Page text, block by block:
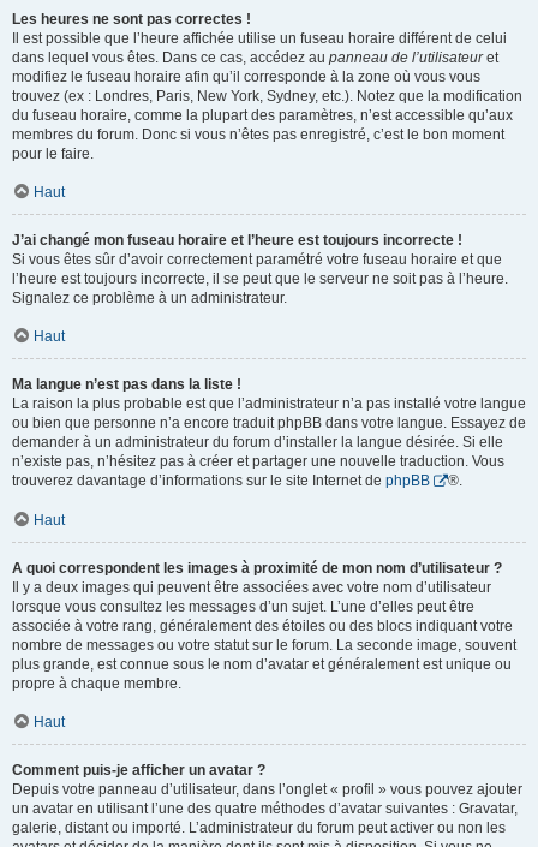
Les heures ne sont pas correctes !
Il est possible que l’heure affichée utilise un fuseau horaire différent de celui
dans lequel vous êtes. Dans ce cas, accédez au panneau de l’utilisateuret
modifiez le fuseau horaire afin qu’il corresponde à la zone où vous vous
trouvez (ex : Londres, Paris, New York, Sydney, etc.). Notez que la modification
du fuseau horaire, comme la plupart des paramètres, n’est accessible qu’aux
membres du forum. Donc si vous n’êtes pas enregistré, c’est le bon moment
pour le faire.
Haut
J’ai changé mon fuseau horaire et l’heure est toujours incorrecte !
Si vous êtes sûr d’avoir correctement paramétré votre fuseau horaire et que
l’heure est toujours incorrecte, il se peut que le serveur ne soit pas à l’heure.
Signalez ce problème à un administrateur.
Haut
Ma langue n’est pas dans la liste !
La raison la plus probable est que l’administrateur n’a pas installé votre langue
ou bien que personne n’a encore traduit phpBB dans votre langue. Essayez de
demander à un administrateur du forum d’installer la langue désirée. Si elle
n’existe pas, n’hésitez pas à créer et partager une nouvelle traduction. Vous
trouverez davantage d’informations sur le site Internet de phpBB ®.
Haut
A quoi correspondent les images à proximité de mon nom d’utilisateur ?
Il y a deux images qui peuvent être associées avec votre nom d’utilisateur
lorsque vous consultez les messages d’un sujet. L’une d’elles peut être
associée à votre rang, généralement des étoiles ou des blocs indiquant votre
nombre de messages ou votre statut sur le forum. La seconde image, souvent
plus grande, est connue sous le nom d’avatar et généralement est unique ou
propre à chaque membre.
Haut
Comment puis-je afficher un avatar ?
Depuis votre panneau d’utilisateur, dans l’onglet « profil » vous pouvez ajouter
un avatar en utilisant l’une des quatre méthodes d’avatar suivantes : Gravatar,
galerie, distant ou importé. L’administrateur du forum peut activer ou non les